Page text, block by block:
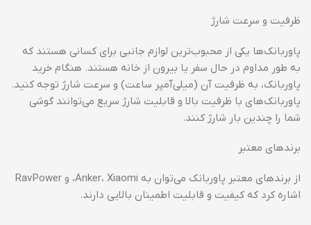
ظرفیت و سرعت شارژ
پاوربانک‌ها یکی از محبوب‌ترین لوازم جانبی برای کسانی هستند که
به طور مداوم در حال سفر یا بیرون از خانه هستند. هنگام خرید
پاوربانک، به ظرفیت آن (میلی‌آمپر ساعت) و سرعت شارژ توجه کنید.
پاوربانک‌های با ظرفیت بالا و قابلیت شارژ سریع می‌توانند گوشی
شما را چندین بار شارژ کنند.
برندهای معتبر
از برندهای معتبر پاوربانک می‌توان به Anker، Xiaomi، و RavPower
اشاره کرد که کیفیت و قابلیت اطمینان بالایی دارند.